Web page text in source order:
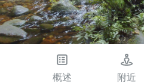
概述 附近